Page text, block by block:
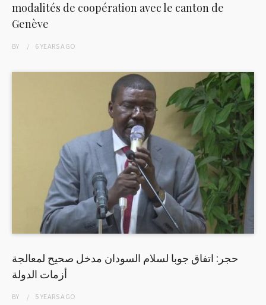
modalités de coopération avec le canton de
Genève
BY 6 YEARSAGO
حجر: اتفاق جوبا لسلام السودان مدخل صحيح لمعالجة
أزمات الدولة
BY 5 YEARSAGO